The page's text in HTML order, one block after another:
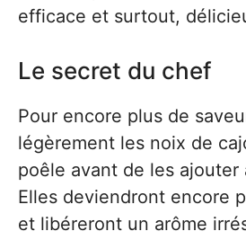
efficace et surtout,
Le secret du chef
Pour encore plus de
légèrement les noix de
poêle avant de les ajouter
Elles deviendront encore
et libéreront un arôme